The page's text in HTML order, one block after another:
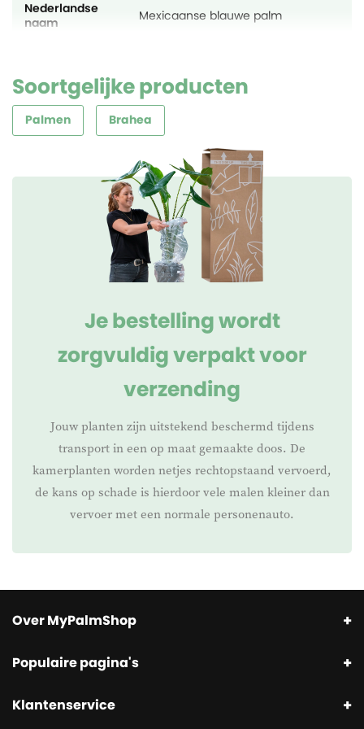
Nederlandse
naam
Mexicaanse blauwe palm
Soortgelijke producten
Palmen Brahea
Je bestelling wordt
zorgvuldig verpakt voor
verzending
Jouw planten zijn uitstekend beschermd tijdens
transport in een op maat gemaakte doos. De
kamerplanten worden netjes rechtopstaand vervoerd,
de kans op schade is hierdoor vele malen kleiner dan
vervoer met een normale personenauto.
Over MyPalmShop
Populaire pagina's
Klantenservice